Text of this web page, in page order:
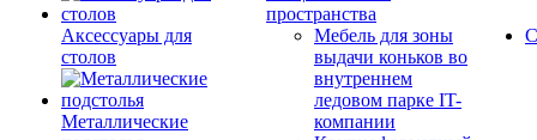
Аксессуары для
столов
Металлические
пространства
Мебель для зоны
выдачи коньков во
внутреннем
ледовом парке IT-
компании